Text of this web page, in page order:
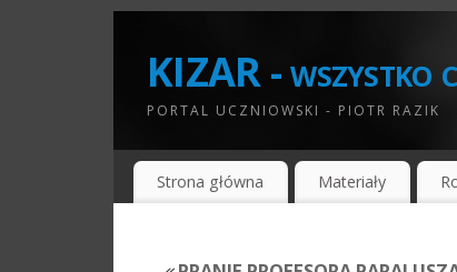
KIZAR - wszystko
PORTAL UCZNIOWSKI - PIOTR RAZIK
Strona główna Materiały